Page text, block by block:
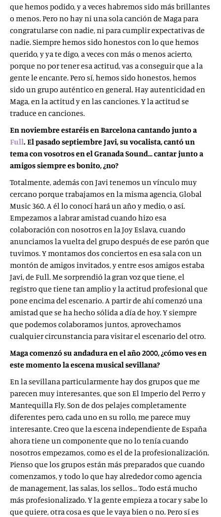
que hemos podido, y a veces habremos sido más brillantes
o menos. Pero no hay ni una sola canción de Maga para
congratularse con nadie, ni para cumplir expectativas de
nadie. Siempre hemos sido honestos con lo que hemos
querido, y ya te digo, a veces con más o menos acierto,
porque no por tener esa actitud, vas a conseguir que a la
gente le encante. Pero sí, hemos sido honestos, hemos
sido un grupo auténtico en general. Hay autenticidad en
Maga, en la actitud y en las canciones. Y la actitud se
traduce en canciones.
En noviembre estaréis en Barcelona cantando junto a
Full. El pasado septiembre Javi, su vocalista, cantó un
tema con vosotros en el Granada Sound… cantar junto a
amigos siempre es bonito, ¿no?
Totalmente, además con Javi tenemos un vínculo muy
cercano porque trabajamos en la misma agencia, Global
Music 360. A él lo conocí hará un año y medio, o así.
Empezamos a labrar amistad cuando hizo esa
colaboración con nosotros en la Joy Eslava, cuando
anunciamos la vuelta del grupo después de ese parón que
tuvimos. Y montamos dos conciertos en esa sala con un
montón de amigos invitados, y entre esos amigos estaba
Javi, de Full. Me sorprendió la gran voz que tiene, el
registro que tiene tan amplio y la actitud profesional que
pone encima del escenario. A partir de ahí comenzó una
amistad que se ha hecho sólida a día de hoy. Y siempre
que podemos colaboramos juntos, aprovechamos
cualquier circunstancia para visitar el escenario del otro.
Maga comenzó su andadura en el año 2000, ¿cómo ves en
este momento la escena musical sevillana?
En la sevillana particularmente hay dos grupos que me
parecen muy interesantes, que son El Imperio del Perro y
Mantequilla Fly. Son de dos pelajes completamente
diferentes pero, cada uno en su rollo, me parece muy
interesante. Creo que la escena independiente de España
ahora tiene un componente que no lo tenía cuando
nosotros empezamos, como es el de la profesionalización.
Pienso que los grupos están más preparados que cuando
comenzamos, y todo lo que hay alrededor como agencia
de management, las salas, los sellos… Todo está mucho
más profesionalizado. Y la gente empieza a tocar y sabe lo
que quiere, otra cosa es que le vaya bien o no. Pero sí es